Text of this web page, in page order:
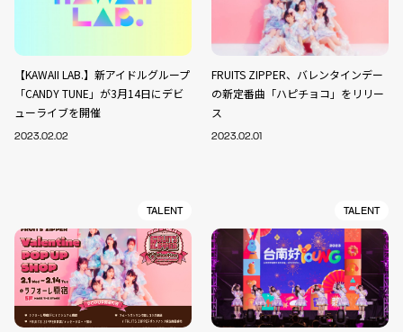
【KAWAII LAB.】新アイドルグループ
「CANDY TUNE」が3月14日にデビ
ューライブを開催
2023.02.02
FRUITS ZIPPER、バレンタインデー
の新定番曲「ハピチョコ」をリリー
ス
2023.02.01
TALENT TALENT